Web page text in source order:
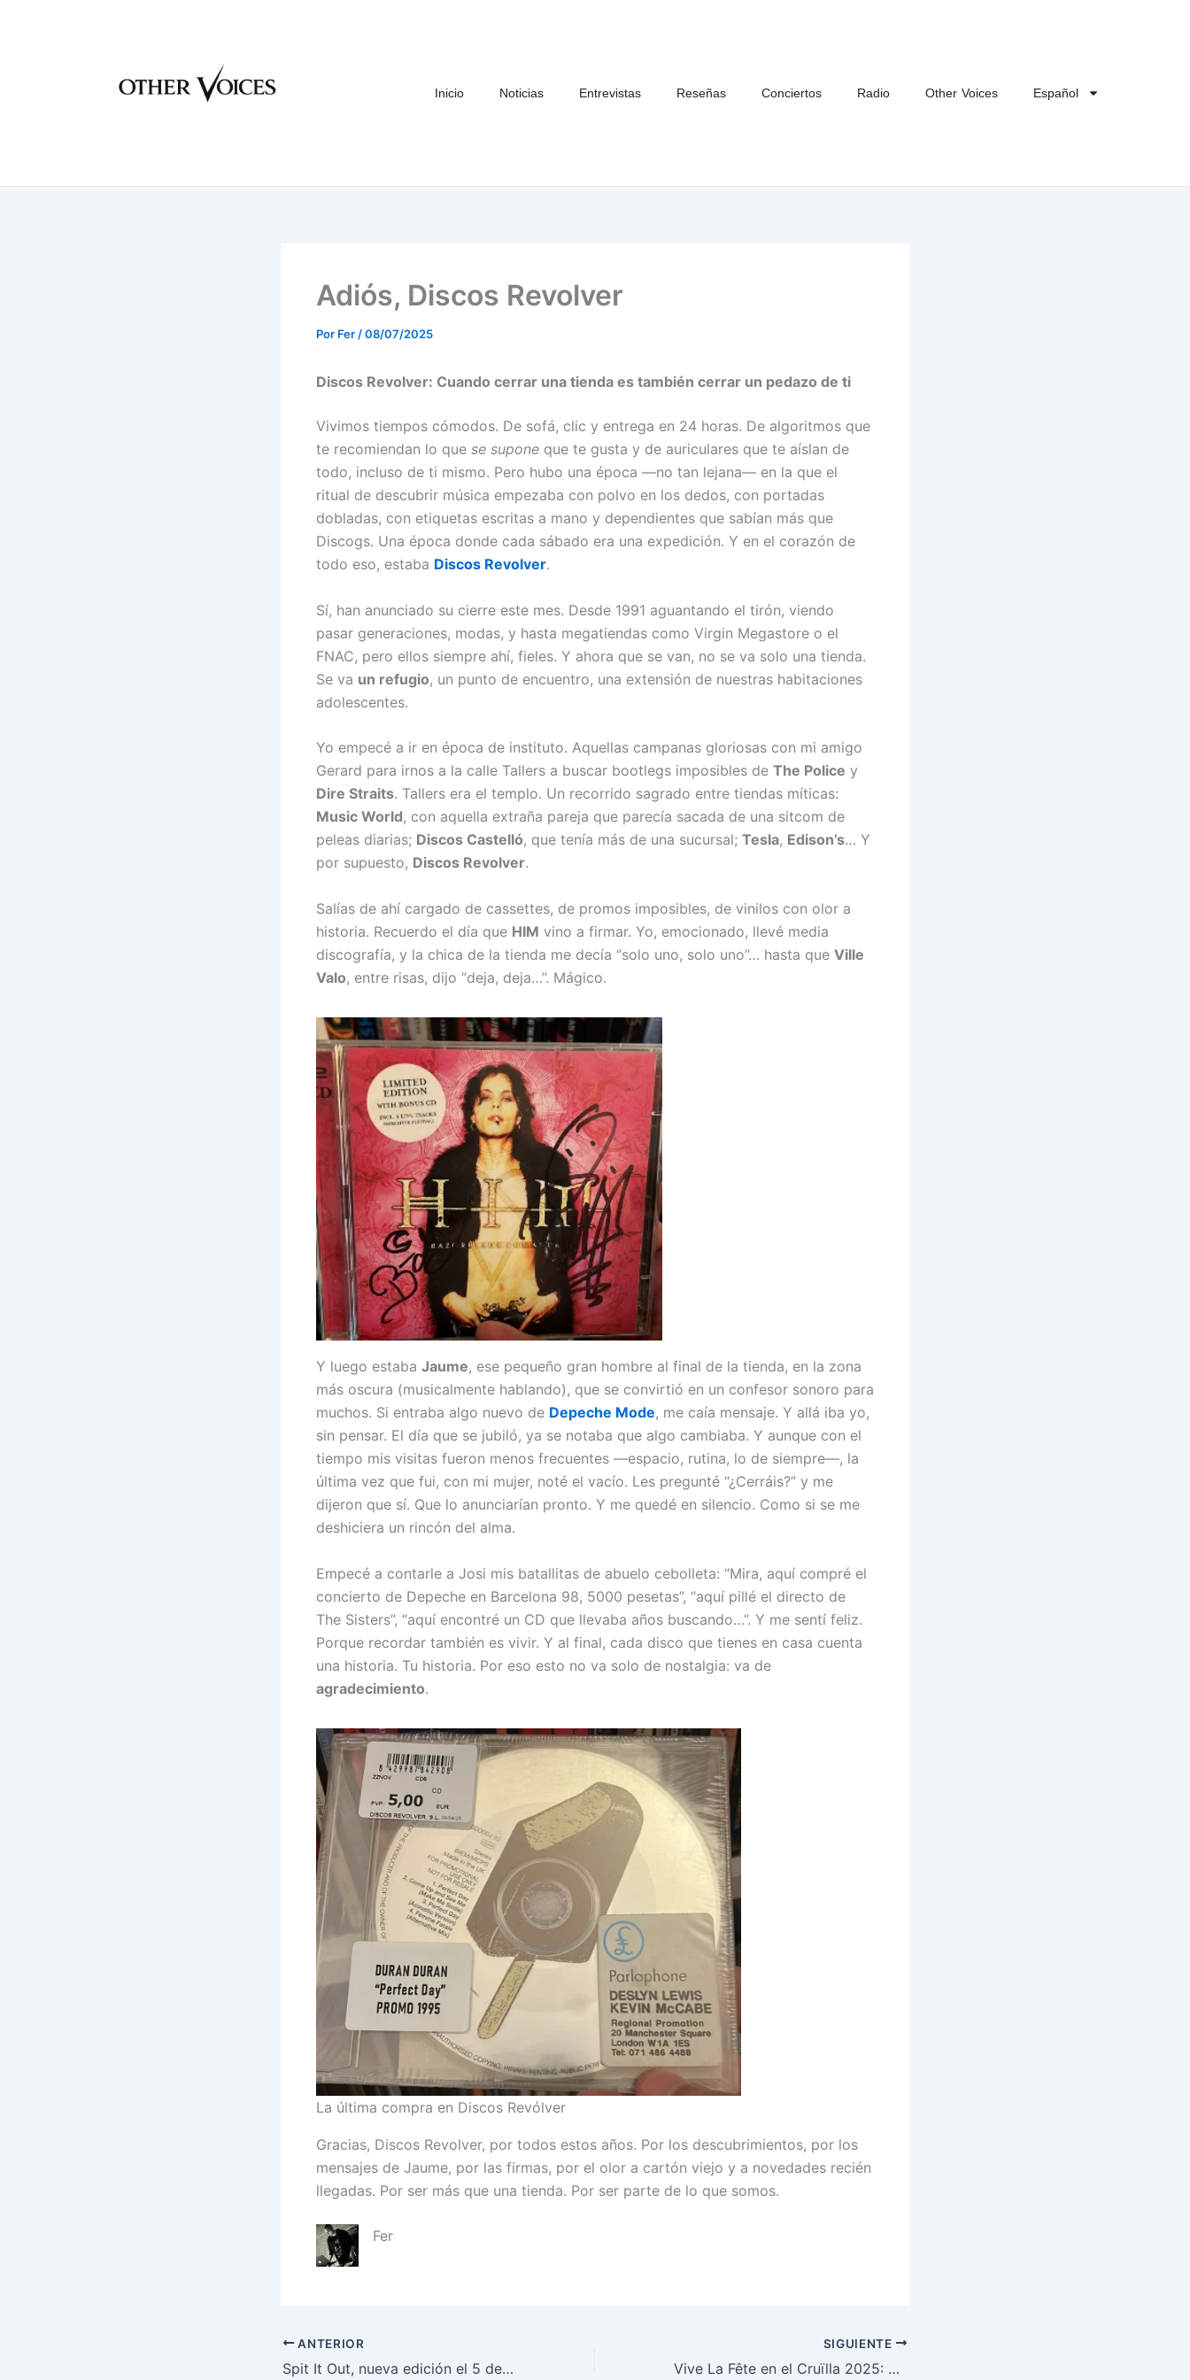
Inicio Noticias Entrevistas Reseñas Conciertos Radio Other Voices Español
Adiós, Discos Revolver
Por Fer /08/07/2025
Discos Revolver: Cuando cerrar una tienda es también cerrar un pedazo de ti
Vivimos tiempos cómodos. De sofá, clic y entrega en 24 horas. De algoritmos que
te recomiendan lo que se supone que te gusta y de auriculares que te aíslan de
todo, incluso de ti mismo. Pero hubo una época —no tan lejana— en la que el
ritual de descubrir música empezaba con polvo en los dedos, con portadas
dobladas, con etiquetas escritas a mano y dependientes que sabían más que
Discogs. Una época donde cada sábado era una expedición. Y en el corazón de
todo eso, estaba Discos Revolver.
Sí, han anunciado su cierre este mes. Desde 1991 aguantando el tirón, viendo
pasar generaciones, modas, y hasta megatiendas como Virgin Megastore o el
FNAC, pero ellos siempre ahí, fieles. Y ahora que se van, no se va solo una tienda.
Se va un refugio, un punto de encuentro, una extensión de nuestras habitaciones
adolescentes.
Yo empecé a ir en época de instituto. Aquellas campanas gloriosas con mi amigo
Gerard para irnos a la calle Tallers a buscar bootlegs imposibles de The Police y
Dire Straits. Tallers era el templo. Un recorrido sagrado entre tiendas míticas:
Music World, con aquella extraña pareja que parecía sacada de una sitcom de
peleas diarias; Discos Castelló, que tenía más de una sucursal; Tesla, Edison’s… Y
por supuesto, Discos Revolver.
Salías de ahí cargado de cassettes, de promos imposibles, de vinilos con olor a
historia. Recuerdo el día que HIM vino a firmar. Yo, emocionado, llevé media
discografía, y la chica de la tienda me decía “solo uno, solo uno”… hasta que Ville
Valo, entre risas, dijo “deja, deja…”. Mágico.
Y luego estaba Jaume, ese pequeño gran hombre al final de la tienda, en la zona
más oscura (musicalmente hablando), que se convirtió en un confesor sonoro para
muchos. Si entraba algo nuevo de Depeche Mode, me caía mensaje. Y allá iba yo,
sin pensar. El día que se jubiló, ya se notaba que algo cambiaba. Y aunque con el
tiempo mis visitas fueron menos frecuentes —espacio, rutina, lo de siempre—, la
última vez que fui, con mi mujer, noté el vacío. Les pregunté “¿Cerráis?” y me
dijeron que sí. Que lo anunciarían pronto. Y me quedé en silencio. Como si se me
deshiciera un rincón del alma.
Empecé a contarle a Josi mis batallitas de abuelo cebolleta: “Mira, aquí compré el
concierto de Depeche en Barcelona 98, 5000 pesetas”, “aquí pillé el directo de
The Sisters”, “aquí encontré un CD que llevaba años buscando…”. Y me sentí feliz.
Porque recordar también es vivir. Y al final, cada disco que tienes en casa cuenta
una historia. Tu historia. Por eso esto no va solo de nostalgia: va de
agradecimiento.
La última compra en Discos Revólver
Gracias, Discos Revolver, por todos estos años. Por los descubrimientos, por los
mensajes de Jaume, por las firmas, por el olor a cartón viejo y a novedades recién
llegadas. Por ser más que una tienda. Por ser parte de lo que somos.
Fer
ANTERIOR
Spit It Out, nueva edición el 5 de julio
SIGUIENTE
Vive La Fête en el Cruïlla 2025: Una noche salvaje con ‘Les Sauvages’